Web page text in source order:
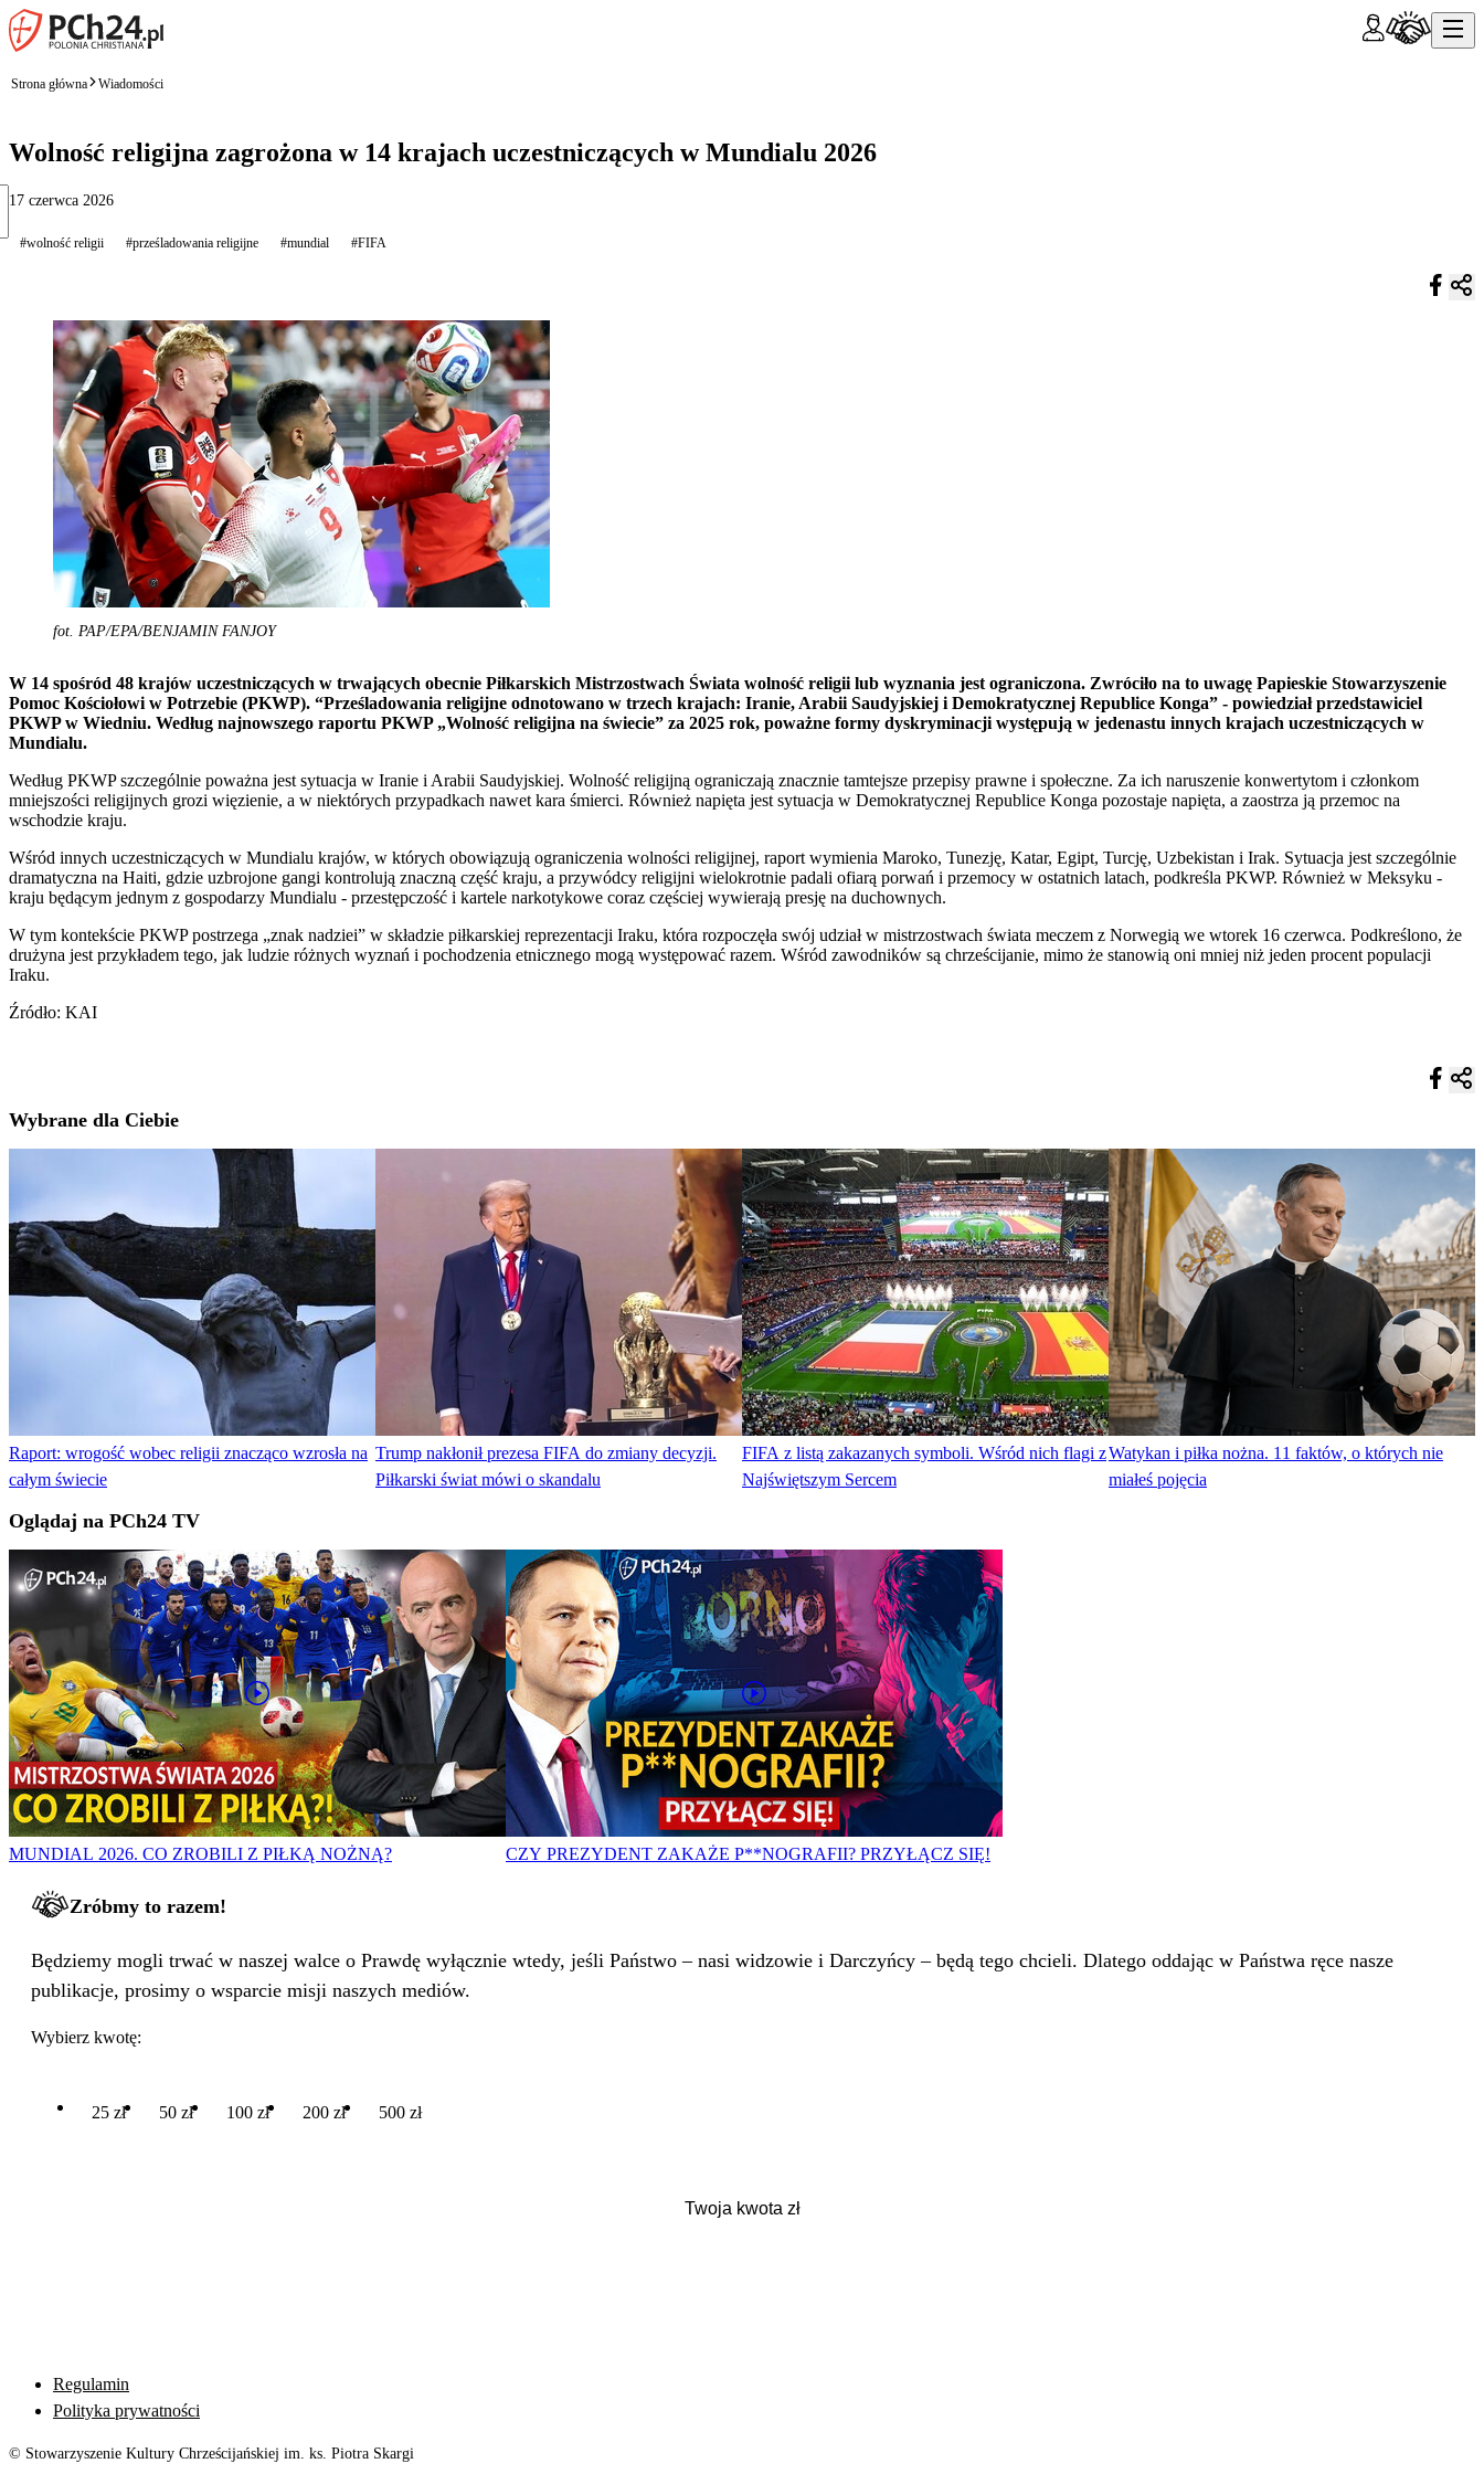
Strona główna Wiadomości
Wolność religijna zagrożona w 14 krajach uczestniczących w Mundialu 2026
17 czerwca 2026
#wolność religii #prześladowania religijne #mundial #FIFA
fot. PAP/EPA/BENJAMIN FANJOY
W 14 spośród 48 krajów uczestniczących w trwających obecnie Piłkarskich Mistrzostwach Świata wolność religii lub wyznania jest ograniczona. Zwróciło na to uwagę Papieskie Stowarzyszenie
Pomoc Kościołowi w Potrzebie (PKWP). “Prześladowania religijne odnotowano w trzech krajach: Iranie, Arabii Saudyjskiej i Demokratycznej Republice Konga” - powiedział przedstawiciel
PKWP w Wiedniu. Według najnowszego raportu PKWP „Wolność religijna na świecie” za 2025 rok, poważne formy dyskryminacji występują w jedenastu innych krajach uczestniczących w
Mundialu.
Według PKWP szczególnie poważna jest sytuacja w Iranie i Arabii Saudyjskiej. Wolność religijną ograniczają znacznie tamtejsze przepisy prawne i społeczne. Za ich naruszenie konwertytom i członkom
mniejszości religijnych grozi więzienie, a w niektórych przypadkach nawet kara śmierci. Również napięta jest sytuacja w Demokratycznej Republice Konga pozostaje napięta, a zaostrza ją przemoc na
wschodzie kraju.
Wśród innych uczestniczących w Mundialu krajów, w których obowiązują ograniczenia wolności religijnej, raport wymienia Maroko, Tunezję, Katar, Egipt, Turcję, Uzbekistan i Irak. Sytuacja jest szczególnie
dramatyczna na Haiti, gdzie uzbrojone gangi kontrolują znaczną część kraju, a przywódcy religijni wielokrotnie padali ofiarą porwań i przemocy w ostatnich latach, podkreśla PKWP. Również w Meksyku -
kraju będącym jednym z gospodarzy Mundialu - przestępczość i kartele narkotykowe coraz częściej wywierają presję na duchownych.
W tym kontekście PKWP postrzega „znak nadziei” w składzie piłkarskiej reprezentacji Iraku, która rozpoczęła swój udział w mistrzostwach świata meczem z Norwegią we wtorek 16 czerwca. Podkreślono, że
drużyna jest przykładem tego, jak ludzie różnych wyznań i pochodzenia etnicznego mogą występować razem. Wśród zawodników są chrześcijanie, mimo że stanowią oni mniej niż jeden procent populacji
Iraku.
Źródło: KAI
Wybrane dla Ciebie
Raport: wrogość wobec religii znacząco wzrosła na
całym świecie
Trump nakłonił prezesa FIFA do zmiany decyzji.
Piłkarski świat mówi o skandalu
FIFA z listą zakazanych symboli. Wśród nich flagi z
Najświętszym Sercem
Watykan i piłka nożna. 11 faktów, o których nie
miałeś pojęcia
Oglądaj na PCh24 TV
MUNDIAL 2026. CO ZROBILI Z PIŁKĄ NOŻNĄ? CZY PREZYDENT ZAKAŻE P**NOGRAFII? PRZYŁĄCZ SIĘ!
Zróbmy to razem!
Będziemy mogli trwać w naszej walce o Prawdę wyłącznie wtedy, jeśli Państwo – nasi widzowie i Darczyńcy – będą tego chcieli. Dlatego oddając w Państwa ręce nasze
publikacje, prosimy o wsparcie misji naszych mediów.
Wybierz kwotę:
25 zł 50 zł 100 zł 200 zł 500 zł
Regulamin
Polityka prywatności
© Stowarzyszenie Kultury Chrześcijańskiej im. ks. Piotra Skargi